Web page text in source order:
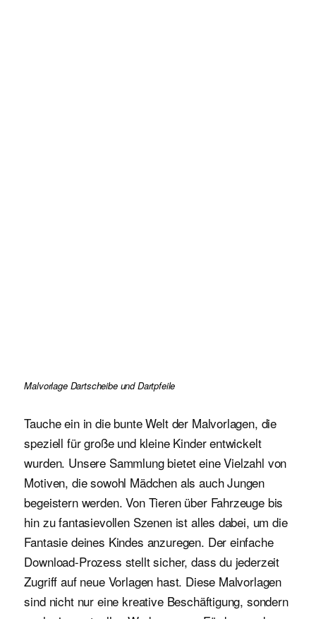
Malvorlage Dartscheibe und Dartpfeile
Tauche ein in die bunte Welt der Malvorlagen, die
speziell für große und kleine Kinder entwickelt
wurden. Unsere Sammlung bietet eine Vielzahl von
Motiven, die sowohl Mädchen als auch Jungen
begeistern werden. Von Tieren über Fahrzeuge bis
hin zu fantasievollen Szenen ist alles dabei, um die
Fantasie deines Kindes anzuregen. Der einfache
Download-Prozess stellt sicher, dass du jederzeit
Zugriff auf neue Vorlagen hast. Diese Malvorlagen
sind nicht nur eine kreative Beschäftigung, sondern